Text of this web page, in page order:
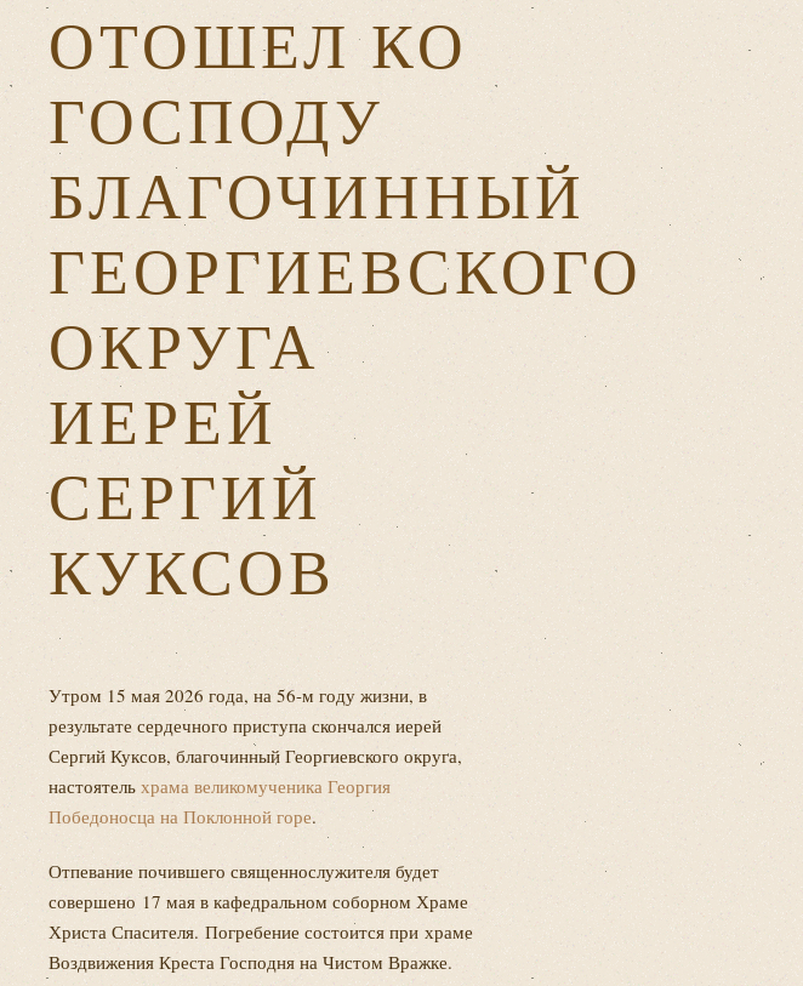
ОТОШЕЛ КО
ГОСПОДУ
БЛАГОЧИННЫЙ
ГЕОРГИЕВСКОГО
ОКРУГА
ИЕРЕЙ
СЕРГИЙ
КУКСОВ
Утром 15 мая 2026 года, на 56-м году жизни, в
результате сердечного приступа скончался иерей
Сергий Куксов, благочинный Георгиевского округа,
настоятель храма великомученика Георгия
Победоносца на Поклонной горе.
Отпевание почившего священнослужителя будет
совершено 17 мая в кафедральном соборном Храме
Христа Спасителя. Погребение состоится при храме
Воздвижения Креста Господня на Чистом Вражке.